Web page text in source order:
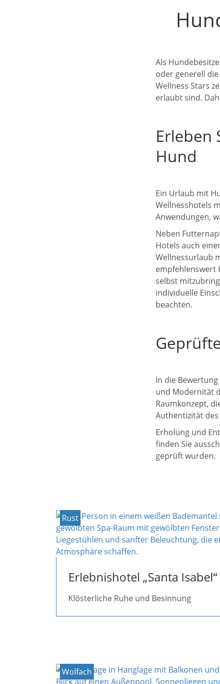
Als
oder generell
Wellness Stars
erlaubt sind.
Erleben
Hund
Ein Urlaub mit
Wellnesshotels
Anwendungen,
Neben
Hotels auch
Wellnessurlaub
empfehlenswert
selbst
individuelle
beachten.
In die
und Modernität
Raumkonzept,
Authentizität
Erholung und
finden Sie
geprüft wurden.
Rust
Erlebnishotel „Santa Isabel“
Klösterliche Ruhe und Besinnung
Wolfach